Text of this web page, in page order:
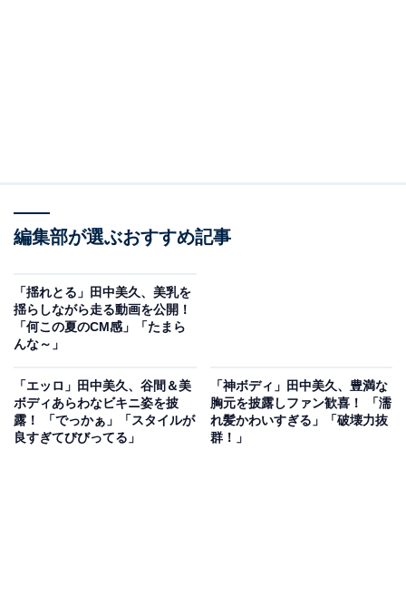
編集部が選ぶおすすめ記事
「揺れとる」田中美久、美乳を
揺らしながら走る動画を公開！
「何この夏のCM感」「たまら
んな～」
「エッロ」田中美久、谷間＆美
ボディあらわなビキニ姿を披
露！ 「でっかぁ」「スタイルが
良すぎてびびってる」
「神ボディ」田中美久、豊満な
胸元を披露しファン歓喜！ 「濡
れ髪かわいすぎる」「破壊力抜
群！」